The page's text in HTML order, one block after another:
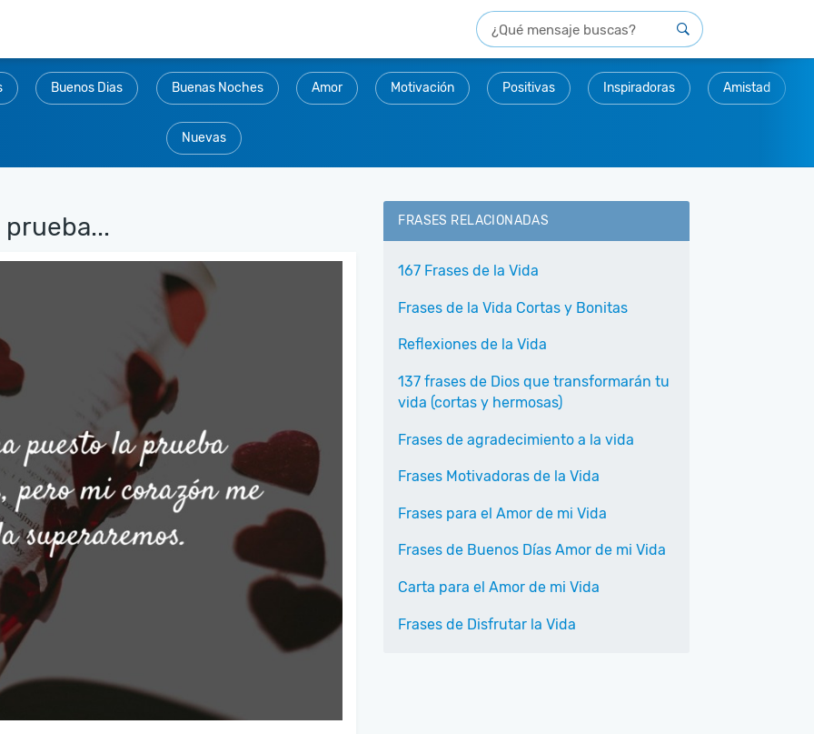
Buenos Dias Buenas Noches Amor Motivación Positivas Inspiradoras Amistad
Nuevas
FRASES RELACIONADAS
167 Frases de la Vida
Frases de la Vida Cortas y Bonitas
Reflexiones de la Vida
137 frases de Dios que transformarán tu
vida (cortas y hermosas)
Frases de agradecimiento a la vida
Frases Motivadoras de la Vida
Frases para el Amor de mi Vida
Frases de Buenos Días Amor de mi Vida
Carta para el Amor de mi Vida
Frases de Disfrutar la Vida